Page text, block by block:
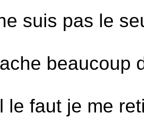
suis pas le
beaucoup
le faut je me